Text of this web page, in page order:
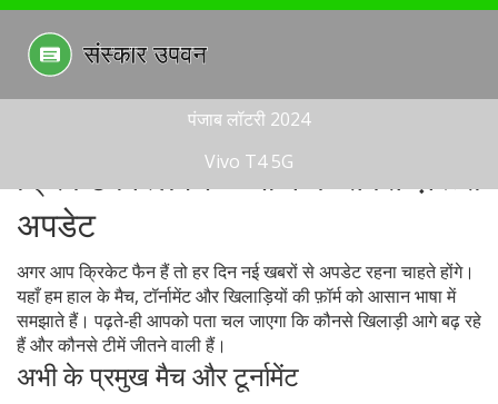
पंजाब लॉटरी 2024
Vivo T4 5G
क्रिकेट विश्लेषण – आज के सबसे ज़रूरी
अपडेट
अगर आप क्रिकेट फैन हैं तो हर दिन नई खबरों से अपडेट रहना चाहते होंगे।
यहाँ हम हाल के मैच, टॉर्नामेंट और खिलाड़ियों की फ़ॉर्म को आसान भाषा में
समझाते हैं। पढ़ते‑ही आपको पता चल जाएगा कि कौनसे खिलाड़ी आगे बढ़ रहे
हैं और कौनसे टीमें जीतने वाली हैं।
अभी के प्रमुख मैच और टूर्नामेंट